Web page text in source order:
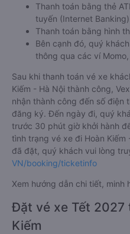
Thanh toán bằng thẻ
tuyến (Internet
Thanh toán bằng hình
Bên cạnh đó, quý
thông qua các ví
Sau khi thanh toán vé xe
Kiếm - Hà Nội thành công,
nhận thành công đến số điện
đăng ký. Đến ngày đi, quý
trước 30 phút giờ khởi hành
tình trạng vé xe đi Hoàn Kiếm
đã đặt, quý khách vui lòng
VN/booking/ticketinfo
Xem hướng dẫn chi tiết, minh
Đặt vé xe Tết 2027
Kiếm